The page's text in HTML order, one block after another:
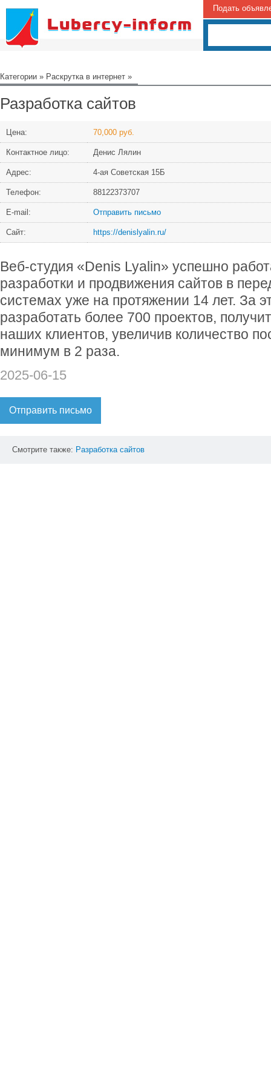
Подать
Категории » Раскрутка в интернет »
Разработка сайтов
Цена: 70,000 руб.
Контактное лицо: Денис Лялин
Адрес: 4-ая Советская 15Б
Телефон: 88122373707
Е-mail: Отправить письмо
Сайт: https://denislyalin.ru/
Веб-студия «Denis Lyalin» успешно
разработки и продвижения сайтов в
системах уже на протяжении 14 лет. За
разработать более 700 проектов,
наших клиентов, увеличив количество
минимум в 2 раза.
2025-06-15
Отправить письмо
Смотрите также: Разработка сайтов